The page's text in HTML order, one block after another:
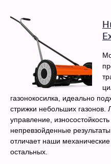
газонокосилка, идеально
стрижки небольших газонов.
управление, износостойкость
непревзойденные
отличает наши механические
остальных.